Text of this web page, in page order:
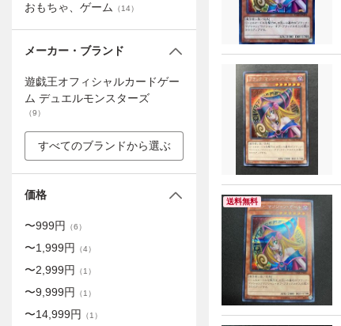
送料無料
おもちゃ、ゲーム （14）
メーカー・ブランド
遊戯王オフィシャルカードゲー
ム デュエルモンスターズ
（9）
すべてのブランドから選ぶ
価格
〜999円 （6）
〜1,999円 （4）
〜2,999円 （1 ）
〜9,999円 （1 ）
〜14,999円 （1 ）